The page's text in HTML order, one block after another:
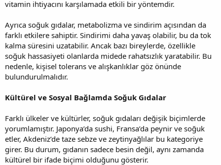
vitamin ihtiyacını karşılamada etkili bir yöntemdir.
Ayrıca soğuk gıdalar, metabolizma ve sindirim açısından da
farklı etkilere sahiptir. Sindirimi daha yavaş olabilir, bu da tok
kalma süresini uzatabilir. Ancak bazı bireylerde, özellikle
soğuk hassasiyeti olanlarda midede rahatsızlık yaratabilir. Bu
nedenle, kişisel tolerans ve alışkanlıklar göz önünde
bulundurulmalıdır.
Kültürel ve Sosyal Bağlamda Soğuk Gıdalar
Farklı ülkeler ve kültürler, soğuk gıdaları değişik biçimlerde
yorumlamıştır. Japonya’da sushi, Fransa’da peynir ve soğuk
etler, Akdeniz’de taze sebze ve zeytinyağlılar bu kategoriye
girer. Bu durum, gıdanın sadece besin değil, aynı zamanda
kültürel bir ifade biçimi olduğunu gösterir.